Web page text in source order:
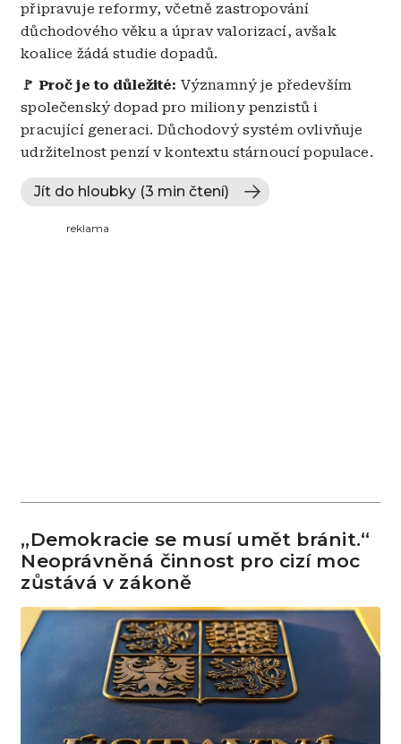
připravuje reformy, včetně zastropování
důchodového věku a úprav valorizací, avšak
koalice žádá studie dopadů.
🚩 Proč je to důležité: Významný je především
společenský dopad pro miliony penzistů i
pracující generaci. Důchodový systém ovlivňuje
udržitelnost penzí v kontextu stárnoucí populace.
Jít do hloubky (3 min čtení)
reklama
„Demokracie se musí umět bránit.“
Neoprávněná činnost pro cizí moc
zůstává v zákoně